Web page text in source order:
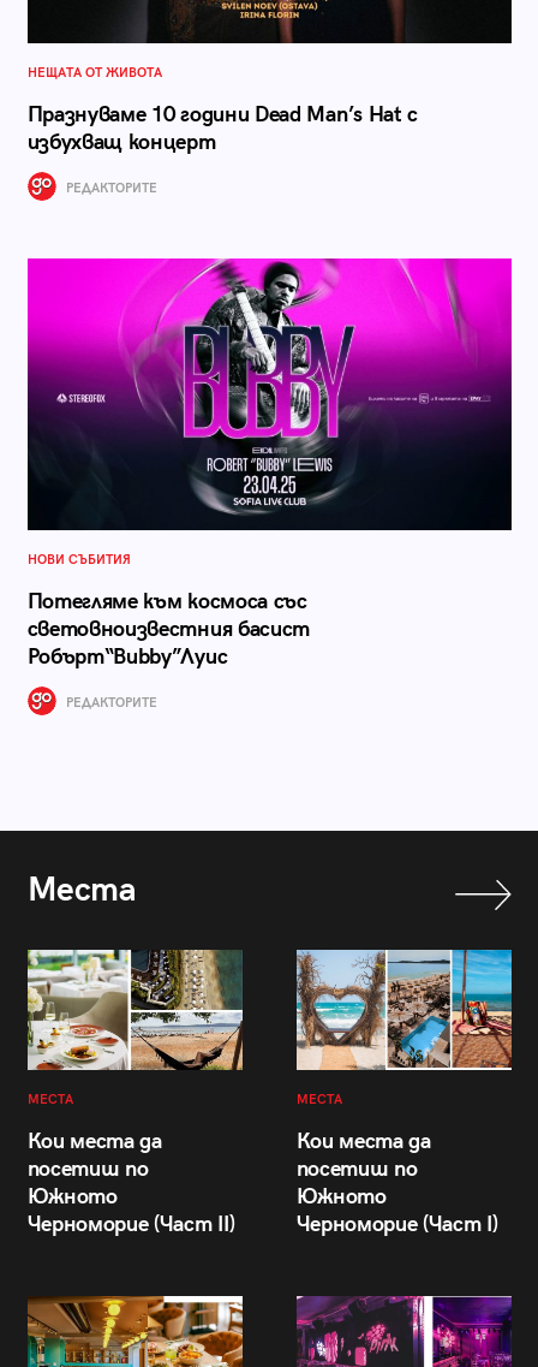
НЕЩАТА ОТ ЖИВОТА
Празнуваме 10 години Dead Man’s Hat с
избухващ концерт
РЕДАКТОРИТЕ
НОВИ СЪБИТИЯ
Потегляме към космоса със
световноизвестния басист
Робърт“Bubby”Луис
РЕДАКТОРИТЕ
Места
МЕСТА
Кои места да
посетиш по
Южното
Черноморие (Част II)
МЕСТА
Кои места да
посетиш по
Южното
Черноморие (Част I)